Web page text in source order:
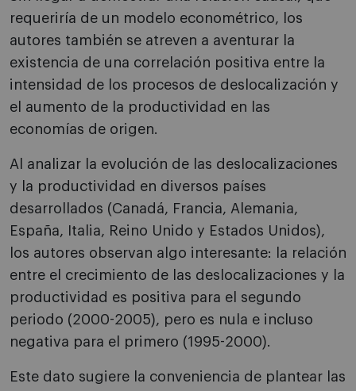
requeriría de un modelo econométrico, los
autores también se atreven a aventurar la
existencia de una correlación positiva entre la
intensidad de los procesos de deslocalización y
el aumento de la productividad en las
economías de origen.
Al analizar la evolución de las deslocalizaciones
y la productividad en diversos países
desarrollados (Canadá, Francia, Alemania,
España, Italia, Reino Unido y Estados Unidos),
los autores observan algo interesante: la relación
entre el crecimiento de las deslocalizaciones y la
productividad es positiva para el segundo
periodo (2000-2005), pero es nula e incluso
negativa para el primero (1995-2000).
Este dato sugiere la conveniencia de plantear las